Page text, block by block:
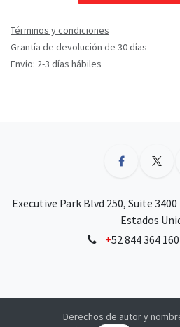
Términos y condiciones
Grantía de devolución de 30 días
Envío: 2-3 días hábiles
Executive Park Blvd 250, Suite 3400
Estados
+52 844 364
Derechos de autor y